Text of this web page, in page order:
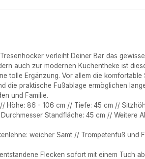
verleiht Deiner Bar das
auch zur modernen Küchentheke ist
tolle Ergänzung. Vor allem die komfortable
die praktische Fußablage ermöglichen
und Familie.
Höhe: 86 - 106 cm // Tiefe: 45 cm //
Standfläche: 45 cm // Weitere
weicher Samt // Trompetenfuß und
Flecken sofort mit einem Tuch